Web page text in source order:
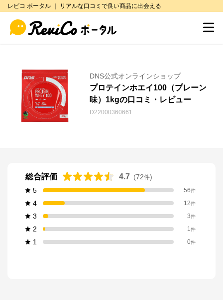
レビコ ポータル ｜ リアルな口コミで良い商品に出会える
DNS公式オンラインショップ
プロテインホエイ100（プレーン
味）1kgの口コミ・レビュー
D22000360661
総合評価 4.7 (72件)
5
56件
4 12件
3 3件
2 1件
1 0件